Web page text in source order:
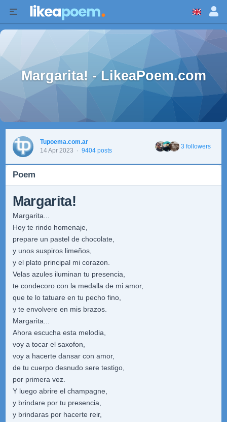
Margarita! - LikeaPoem.com
Tupoema.com.ar
14 Apr 2023 · 9404 posts
3 followers
Poem
Margarita!
Margarita...
Hoy te rindo homenaje,
prepare un pastel de chocolate,
y unos suspiros limeños,
y el plato principal mi corazon.
Velas azules iluminan tu presencia,
te condecoro con la medalla de mi amor,
que te lo tatuare en tu pecho fino,
y te envolvere en mis brazos.
Margarita...
Ahora escucha esta melodia,
voy a tocar el saxofon,
voy a hacerte dansar con amor,
de tu cuerpo desnudo sere testigo,
por primera vez.
Y luego abrire el champagne,
y brindare por tu presencia,
y brindaras por hacerte reir,